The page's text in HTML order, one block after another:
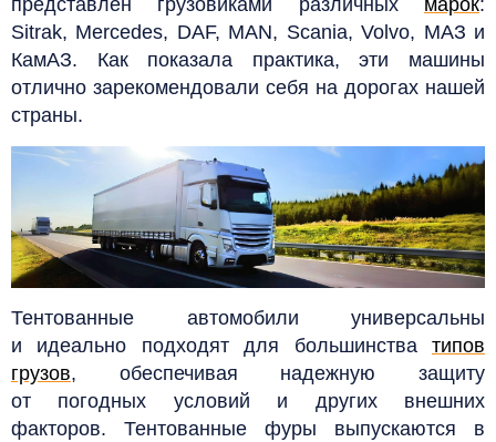
представлен грузовиками различных марок:
Sitrak, Mercedes, DAF, MAN, Scania, Volvo, МАЗ и
КамАЗ. Как показала практика, эти машины
отлично зарекомендовали себя на дорогах нашей
страны.
Тентованные автомобили универсальны
и идеально подходят для большинства типов
грузов, обеспечивая надежную защиту
от погодных условий и других внешних
факторов. Тентованные фуры выпускаются в